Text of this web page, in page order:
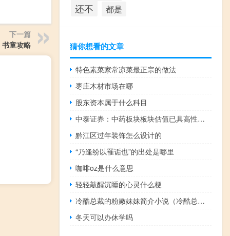
下一篇
书童攻略
还不 都是
猜你想看的文章
特色素菜家常凉菜最正宗的做法
枣庄木材市场在哪
股东资本属于什么科目
中泰证券：中药板块板块估值已具高性价比
黔江区过年装饰怎么设计的
“乃逢纷以罹诟也”的出处是哪里
咖啡oz是什么意思
轻轻敲醒沉睡的心灵什么梗
冷酷总裁的粉嫩妹妹简介小说（冷酷总裁的粉嫩妹妹简介）
冬天可以办休学吗